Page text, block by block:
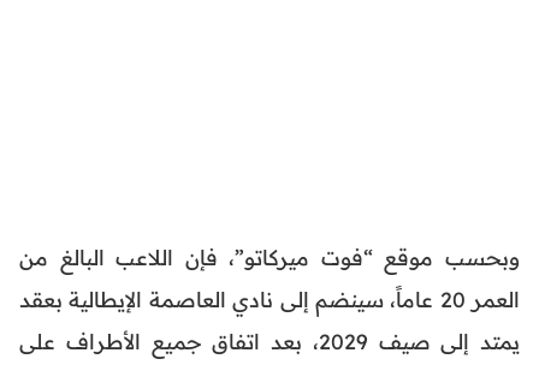
وبحسب موقع “فوت ميركاتو”، فإن اللاعب البالغ من
العمر 20 عاماً، سينضم إلى نادي العاصمة الإيطالية بعقد
يمتد إلى صيف 2029، بعد اتفاق جميع الأطراف على